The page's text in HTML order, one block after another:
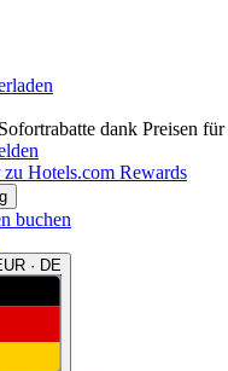
dank Preisen
Hotels.com Rewards
buchen
· DE